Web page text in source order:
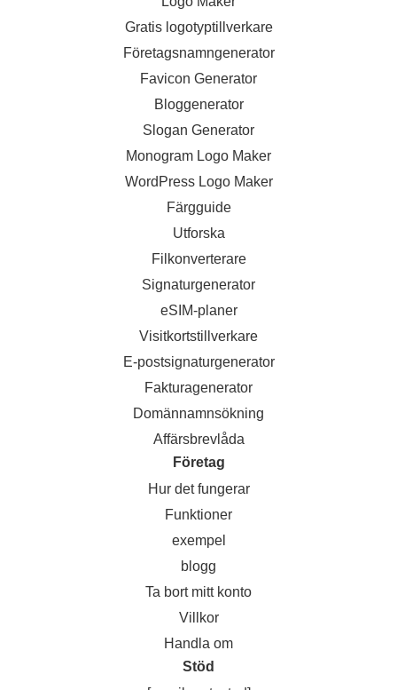
Gratis logotyptillverkare
Företagsnamngenerator
Favicon Generator
Bloggenerator
Slogan Generator
Monogram Logo Maker
WordPress Logo Maker
Färgguide
Utforska
Filkonverterare
Signaturgenerator
eSIM-planer
Visitkortstillverkare
E-postsignaturgenerator
Fakturagenerator
Domännamnsökning
Affärsbrevlåda
Företag
Hur det fungerar
Funktioner
exempel
blogg
Ta bort mitt konto
Villkor
Handla om
Stöd